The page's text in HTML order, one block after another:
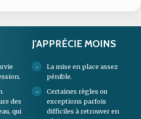
des
qui
J'APPRÉCIE MOINS
La mise en place assez
pénible.
Certaines règles ou
exceptions parfois
difficiles à retrouver en